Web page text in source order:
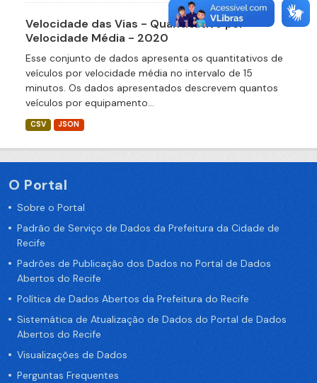
Velocidade das Vias - Quantitativo por
Velocidade Média - 2020
Esse conjunto de dados apresenta os quantitativos de
veículos por velocidade média no intervalo de 15
minutos. Os dados apresentados descrevem quantos
veículos por equipamento...
CSV JSON
O Portal
Sobre o Portal
Padrão de Serviço de Dados da Prefeitura da Cidade de
Recife
Padrões de Publicação dos Dados no Portal de Dados
Abertos do Recife
Política de Dados Abertos da Prefeitura do Recife
Sistemática de Atualização de Dados do Portal de Dados
Abertos do Recife
Visualizações de Dados
Perguntas Frequentes